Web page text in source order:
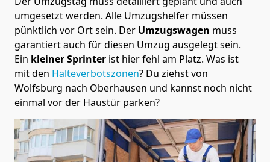
umgesetzt werden. Alle Umzugshelfer müssen
pünktlich vor Ort sein. Der Umzugswagen muss
garantiert auch für diesen Umzug ausgelegt sein.
Ein kleiner Sprinter ist hier fehl am Platz. Was ist
mit den Halteverbotszonen? Du ziehst von
Wolfsburg nach Oberhausen und kannst noch nicht
einmal vor der Haustür parken?